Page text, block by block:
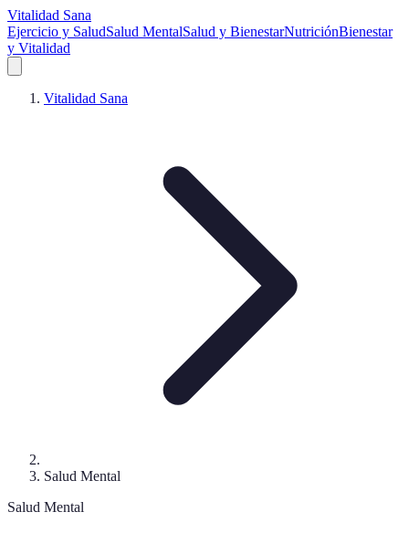
Vitalidad Sana
Ejercicio y SaludSalud MentalSalud y BienestarNutriciónBienestar
y Vitalidad
Vitalidad Sana
Salud Mental
Salud Mental